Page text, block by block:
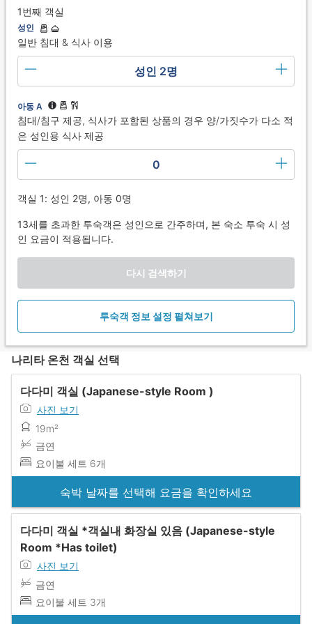
1번째 객실
성인
일반 침대 & 식사 이용
성인 2명
아동 A
침대/침구 제공, 식사가 포함된 상품의 경우 양/가짓수가 다소 적
은 성인용 식사 제공
0
객실 1: 성인 2명, 아동 0명
13세를 초과한 투숙객은 성인으로 간주하며, 본 숙소 투숙 시 성
인 요금이 적용됩니다.
다시 검색하기
투숙객 정보 설정 펼쳐보기
나리타 온천 객실 선택
다다미 객실 (Japanese-style Room )
사진 보기
19m²
금연
요이불 세트 6개
숙박 날짜를 선택해 요금을 확인하세요
다다미 객실 *객실내 화장실 있음 (Japanese-style
Room *Has toilet)
사진 보기
금연
요이불 세트 3개